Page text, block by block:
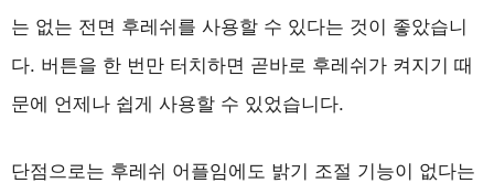
는 없는 전면 후레쉬를 사용할 수 있다는 것이 좋았습니
다. 버튼을 한 번만 터치하면 곧바로 후레쉬가 켜지기 때
문에 언제나 쉽게 사용할 수 있었습니다.
단점으로는 후레쉬 어플임에도 밝기 조절 기능이 없다는